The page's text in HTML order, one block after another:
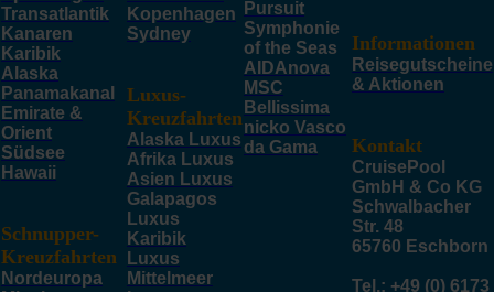
Transatlantik
Kanaren
Karibik
Alaska
Panamakanal
Emirate &
Orient
Südsee
Hawaii
Schnupper-
Kreuzfahrten
Nordeuropa
Kopenhagen
Sydney
Luxus-
Kreuzfahrten
Alaska Luxus
Afrika Luxus
Asien Luxus
Galapagos
Luxus
Karibik
Luxus
Mittelmeer
Pursuit
Symphonie
of the Seas
AIDAnova
MSC
Bellissima
nicko Vasco
da Gama
Informationen
Reisegutscheine
& Aktionen
Kontakt
CruisePool
GmbH & Co KG
Schwalbacher
Str. 48
65760 Eschborn
Tel.: +49 (0) 6173